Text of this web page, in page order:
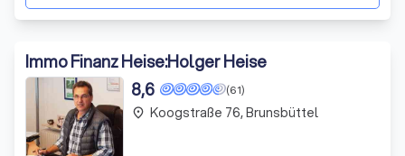
Immo Finanz Heise:Holger Heise
(61)
8,6
place Koogstraße 76, Brunsbüttel